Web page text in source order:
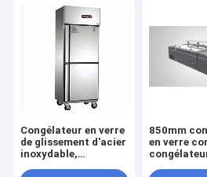
Congélateur en verre
de glissement d'acier
inoxydable,
850mm
en verre